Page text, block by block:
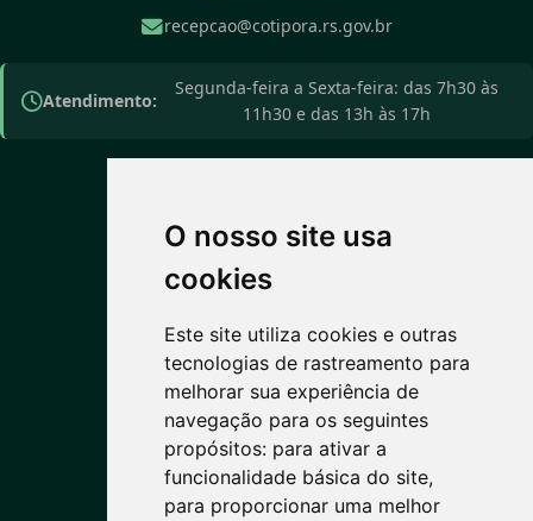
O nosso site usa
cookies
Este site utiliza cookies e outras
tecnologias de rastreamento para
melhorar sua experiência de
navegação para os seguintes
propósitos: para ativar a
funcionalidade básica do site,
para proporcionar uma melhor
recepcao@cotipora.rs.gov.br
Atendimento:
Segunda-feira a Sexta-feira: das 7h30 às
11h30 e das 13h às 17h
PREVISÃO DO TEMPO
17°C
Nublado
Máx: 24° • Mín: 13°